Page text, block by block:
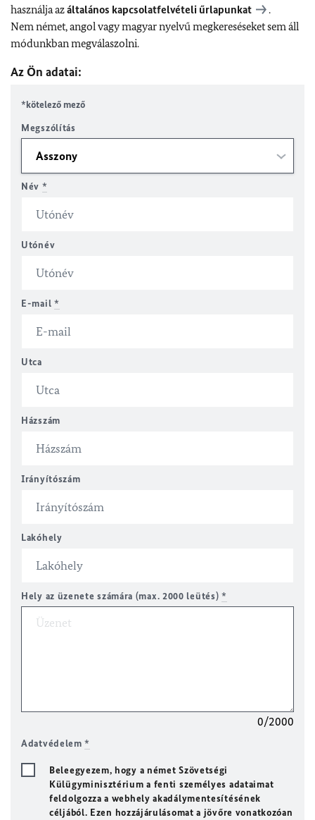
használja azáltalános kapcsolatfelvételi űrlapunkat
.
Nem német, angol vagy magyar nyelvű megkereséseket sem áll
módunkban megválaszolni.
Az Ön adatai:
*kötelező mező
Megszólítás
Név *
Utónév
E-mail *
Utca
Házszám
Irányítószám
Lakóhely
Hely az üzenete számára (max. 2000 leütés)*
0/2000
Adatvédelem*
Beleegyezem, hogy a német Szövetségi
Külügyminisztérium a fenti személyes adataimat
feldolgozza a webhely akadálymentesítésének
céljából. Ezen hozzájárulásomat a jövőre vonatkozóan